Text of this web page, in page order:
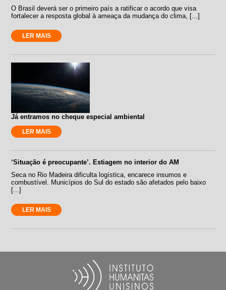
O Brasil deverá ser o primeiro país a ratificar o acordo que visa
fortalecer a resposta global à ameaça da mudança do clima, [...]
LER MAIS
Já entramos no cheque especial ambiental
LER MAIS
‘Situação é preocupante’. Estiagem no interior do AM
Seca no Rio Madeira dificulta logística, encarece insumos e
combustível. Municípios do Sul do estado são afetados pelo baixo
[...]
LER MAIS